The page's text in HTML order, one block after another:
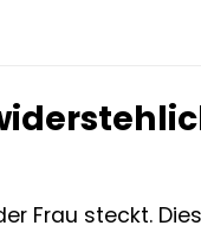
Frau steckt.